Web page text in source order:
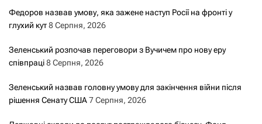
Федоров назвав умову, яка зажене наступ Росії на фронті у
глухий кут8 Серпня, 2026
Зеленський розпочав переговори з Вучичем про нову еру
співпраці8 Серпня, 2026
Зеленський назвав головну умову для закінчення війни після
рішення Сенату США7 Серпня, 2026